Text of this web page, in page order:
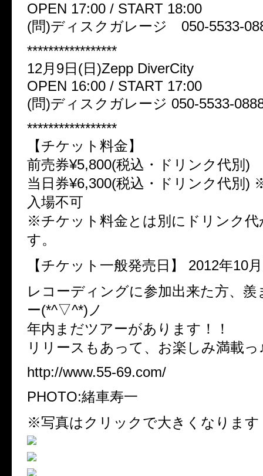
OPEN 17:00 / START 18:00
(問)ディスクガレージ 050-5533-
*****************
12月9日(日)Zepp DiverCity
OPEN 16:00 / START 17:00
(問)ディスクガレージ 050-5533-
*****************
【チケット料金】
前売券¥5,800(税込・ドリンク代別)
当日券¥6,300(税込・ドリンク代別)
入場不可
※チケット料金とは別にドリンク代
す。
【チケット一般発売日】 2012年10
レコーディングに参加出来た方、
ー(*^▽^*)ノ
年内まだツアーがあります！！
リリースもあって、お楽しみ満載っ
http://www.55-69.com/
PHOTO:緒車寿一
※写真はクリックで大きくなります